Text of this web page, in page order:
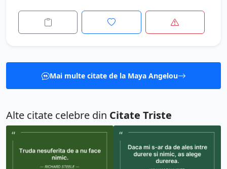
Mai multe citate de la Maya Angelou
Alte citate celebre din Citate Triste